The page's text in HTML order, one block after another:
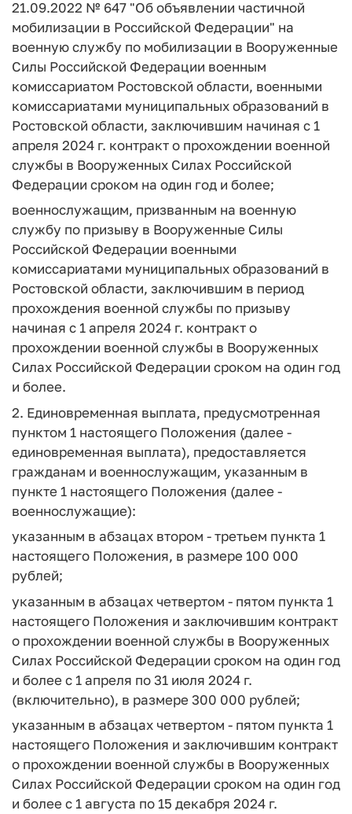
21.09.2022 № 647 "Об объявлении частичной
мобилизации в Российской Федерации" на
военную службу по мобилизации в Вооруженные
Силы Российской Федерации военным
комиссариатом Ростовской области, военными
комиссариатами муниципальных образований в
Ростовской области, заключившим начиная с 1
апреля 2024 г. контракт о прохождении военной
службы в Вооруженных Силах Российской
Федерации сроком на один год и более;
военнослужащим, призванным на военную
службу по призыву в Вооруженные Силы
Российской Федерации военными
комиссариатами муниципальных образований в
Ростовской области, заключившим в период
прохождения военной службы по призыву
начиная с 1 апреля 2024 г. контракт о
прохождении военной службы в Вооруженных
Силах Российской Федерации сроком на один год
и более.
2. Единовременная выплата, предусмотренная
пунктом 1 настоящего Положения (далее -
единовременная выплата), предоставляется
гражданам и военнослужащим, указанным в
пункте 1 настоящего Положения (далее -
военнослужащие):
указанным в абзацах втором - третьем пункта 1
настоящего Положения, в размере 100 000
рублей;
указанным в абзацах четвертом - пятом пункта 1
настоящего Положения и заключившим контракт
о прохождении военной службы в Вооруженных
Силах Российской Федерации сроком на один год
и более с 1 апреля по 31 июля 2024 г.
(включительно), в размере 300 000 рублей;
указанным в абзацах четвертом - пятом пункта 1
настоящего Положения и заключившим контракт
о прохождении военной службы в Вооруженных
Силах Российской Федерации сроком на один год
и более с 1 августа по 15 декабря 2024 г.